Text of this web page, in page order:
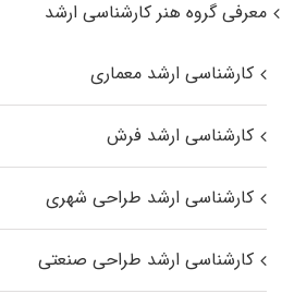
معرفی گروه هنر کارشناسی ارشد
کارشناسی ارشد معماری
کارشناسی ارشد فرش
کارشناسی ارشد طراحی شهری
کارشناسی ارشد طراحی صنعتی